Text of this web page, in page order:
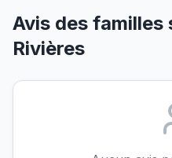
Avis des familles
Rivières